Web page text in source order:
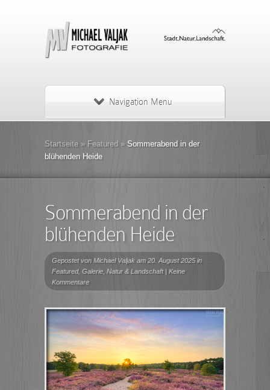
Navigation Menu
Startseite » Featured » Sommerabend in der
blühenden Heide
Sommerabend in der
blühenden Heide
Gepostet von Michael Valjak am 20. August 2025 in
Featured, Galerie Natur & Landschaft| Keine
Kommentare